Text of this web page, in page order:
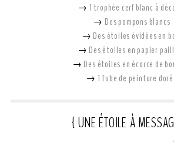
→ 1 trophée cerf blanc à
→ Des pompons blancs
→ Des étoiles évidées en
→ Des étoiles en papier
→ Des étoiles en écorce de
→ 1 Tube de peinture
{ UNE ÉTOILE À